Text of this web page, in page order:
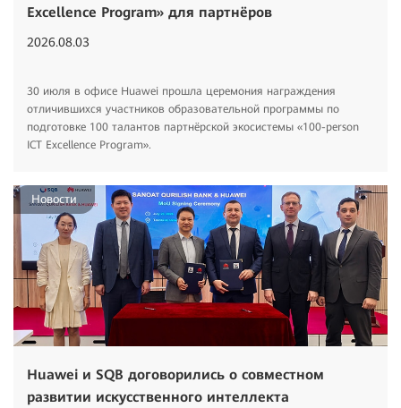
Excellence Program» для партнёров
2026.08.03
30 июля в офисе Huawei прошла церемония награждения
отличившихся участников образовательной программы по
подготовке 100 талантов партнёрской экосистемы «100-person
ICT Excellence Program».
Hовости
Huawei и SQB договорились о совместном
развитии искусственного интеллекта